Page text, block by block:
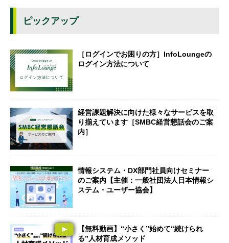
ピックアップ
［ログインでお困りの方］InfoLoungeの
ログイン方法について
経営課題解決に向けた様々なサービスを取
り揃えています［SMBC経営懇話会のご案
内］
情報システム・DX部門社員向けセミナー
のご案内【主催：一般社団法人日本情報シ
ステム・ユーザー協会】
【無料動画】“小さく”始めて“続けられ
る”人材育成メソッド